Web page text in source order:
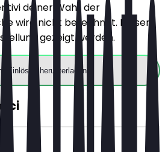
deiner Wahl, der
wird nicht berechnet. Dieser
gezeigt werden.
Einlösen herunterladen